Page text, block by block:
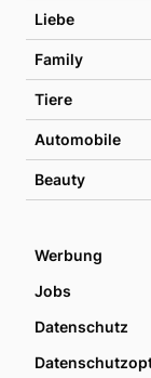
Liebe
Family
Tiere
Automobile
Beauty
Werbung
Jobs
Datenschutz